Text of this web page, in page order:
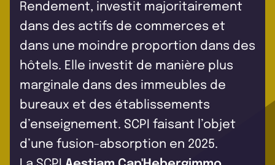
Rendement, investit majoritairement
dans des actifs de commerces et
dans une moindre proportion dans des
hôtels. Elle investit de manière plus
marginale dans des immeubles de
bureaux et des établissements
d’enseignement. SCPI faisant l’objet
d’une fusion-absorption en 2025.